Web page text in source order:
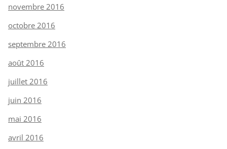
novembre 2016
octobre 2016
septembre 2016
août 2016
juillet 2016
juin 2016
mai 2016
avril 2016